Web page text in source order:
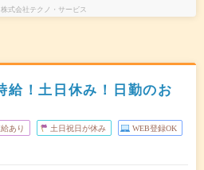
株式会社テクノ・サービス
給！土日休み！日勤のお
あり 土日祝日が休み WEB登録OK